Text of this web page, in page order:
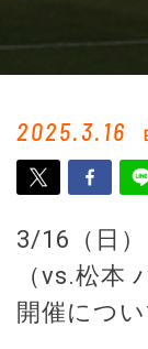
2025.3.16
3/16（日）
（vs.松本
開催につ